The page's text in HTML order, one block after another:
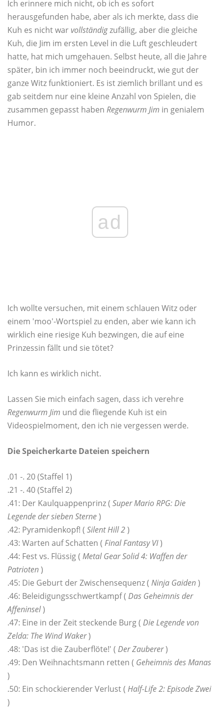
Ich erinnere mich nicht, ob ich es sofort
herausgefunden habe, aber als ich merkte, dass die
Kuh es nicht warvollständigzufällig, aber die gleiche
Kuh, die Jim im ersten Level in die Luft geschleudert
hatte, hat mich umgehauen. Selbst heute, all die Jahre
später, bin ich immer noch beeindruckt, wie gut der
ganze Witz funktioniert. Es ist ziemlich brillant und es
gab seitdem nur eine kleine Anzahl von Spielen, die
zusammen gepasst haben Regenwurm Jim in genialem
Humor.
ad
Ich wollte versuchen, mit einem schlauen Witz oder
einem 'moo'-Wortspiel zu enden, aber wie kann ich
wirklich eine riesige Kuh bezwingen, die auf eine
Prinzessin fällt und sie tötet?
Ich kann es wirklich nicht.
Lassen Sie mich einfach sagen, dass ich verehre
Regenwurm Jim und die fliegende Kuh ist ein
Videospielmoment, den ich nie vergessen werde.
Die Speicherkarte Dateien speichern
.01 -. 20 (Staffel 1)
.21 -. 40 (Staffel 2)
.41: Der Kaulquappenprinz ( Super Mario RPG: Die
Legende der sieben Sterne)
.42: Pyramidenkopf! ( Silent Hill 2)
.43: Warten auf Schatten ( Final Fantasy VI)
.44: Fest vs. Flüssig ( Metal Gear Solid 4: Waffen der
Patrioten)
.45: Die Geburt der Zwischensequenz ( Ninja Gaiden)
.46: Beleidigungsschwertkampf ( Das Geheimnis der
Affeninsel)
.47: Eine in der Zeit steckende Burg ( Die Legende von
Zelda: The Wind Waker)
.48: 'Das ist die Zauberflöte!' ( Der Zauberer)
.49: Den Weihnachtsmann retten ( Geheimnis des Manas
)
.50: Ein schockierender Verlust ( Half-Life 2: Episode Zwei
)